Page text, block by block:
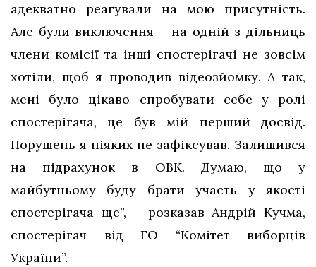
адекватно реагували на мою присутність.
Але були виключення – на одній з дільниць
члени комісії та інші спостерігачі не зовсім
хотіли, щоб я проводив відеозйомку. А так,
мені було цікаво спробувати себе у ролі
спостерігача, це був мій перший досвід.
Порушень я ніяких не зафіксував. Залишився
на підрахунок в ОВК. Думаю, що у
майбутньому буду брати участь у якості
спостерігача ще”, – розказав Андрій Кучма,
спостерігач від ГО “Комітет виборців
України”.